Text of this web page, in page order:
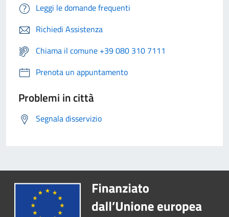
Leggi le domande frequenti
Richiedi Assistenza
Chiama il comune +39 080 310 7111
Prenota un appuntamento
Problemi in città
Segnala disservizio